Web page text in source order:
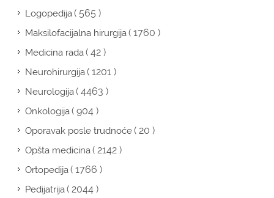
Logopedija( 565 )
Maksilofacijalna hirurgija( 1760 )
Medicina rada( 42 )
Neurohirurgija( 1201 )
Neurologija( 4463 )
Onkologija( 904 )
Oporavak posle trudnoće( 20 )
Opšta medicina( 2142 )
Ortopedija( 1766 )
Pedijatrija( 2044 )